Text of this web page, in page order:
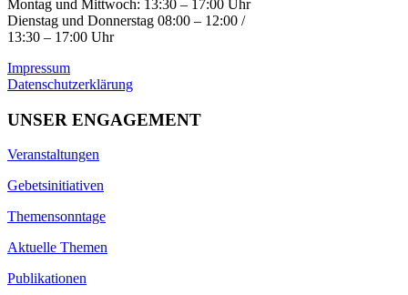
Montag und Mittwoch: 13:30 – 17:00 Uhr
Dienstag und Donnerstag 08:00 – 12:00 /
13:30 – 17:00 Uhr
Impressum
Datenschutzerklärung
UNSER ENGAGEMENT
Veranstaltungen
Gebetsinitiativen
Themensonntage
Aktuelle Themen
Publikationen